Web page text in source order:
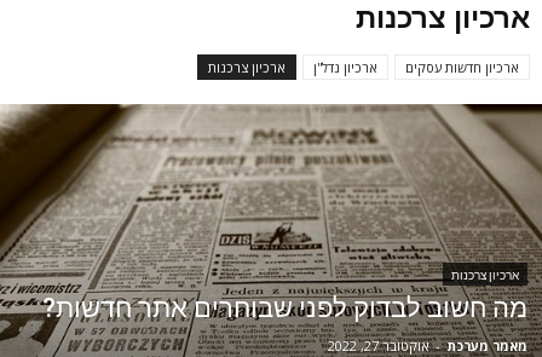
ארכיון צרכנות
ארכיון חדשות עסקים ארכיון נדל''ן ארכיון צרכנות
ארכיון צרכנות
מה חשוב לבדוק לפני שבוחרים אתר חדשות?
מאמר מערכת - אוקטובר 27, 2022